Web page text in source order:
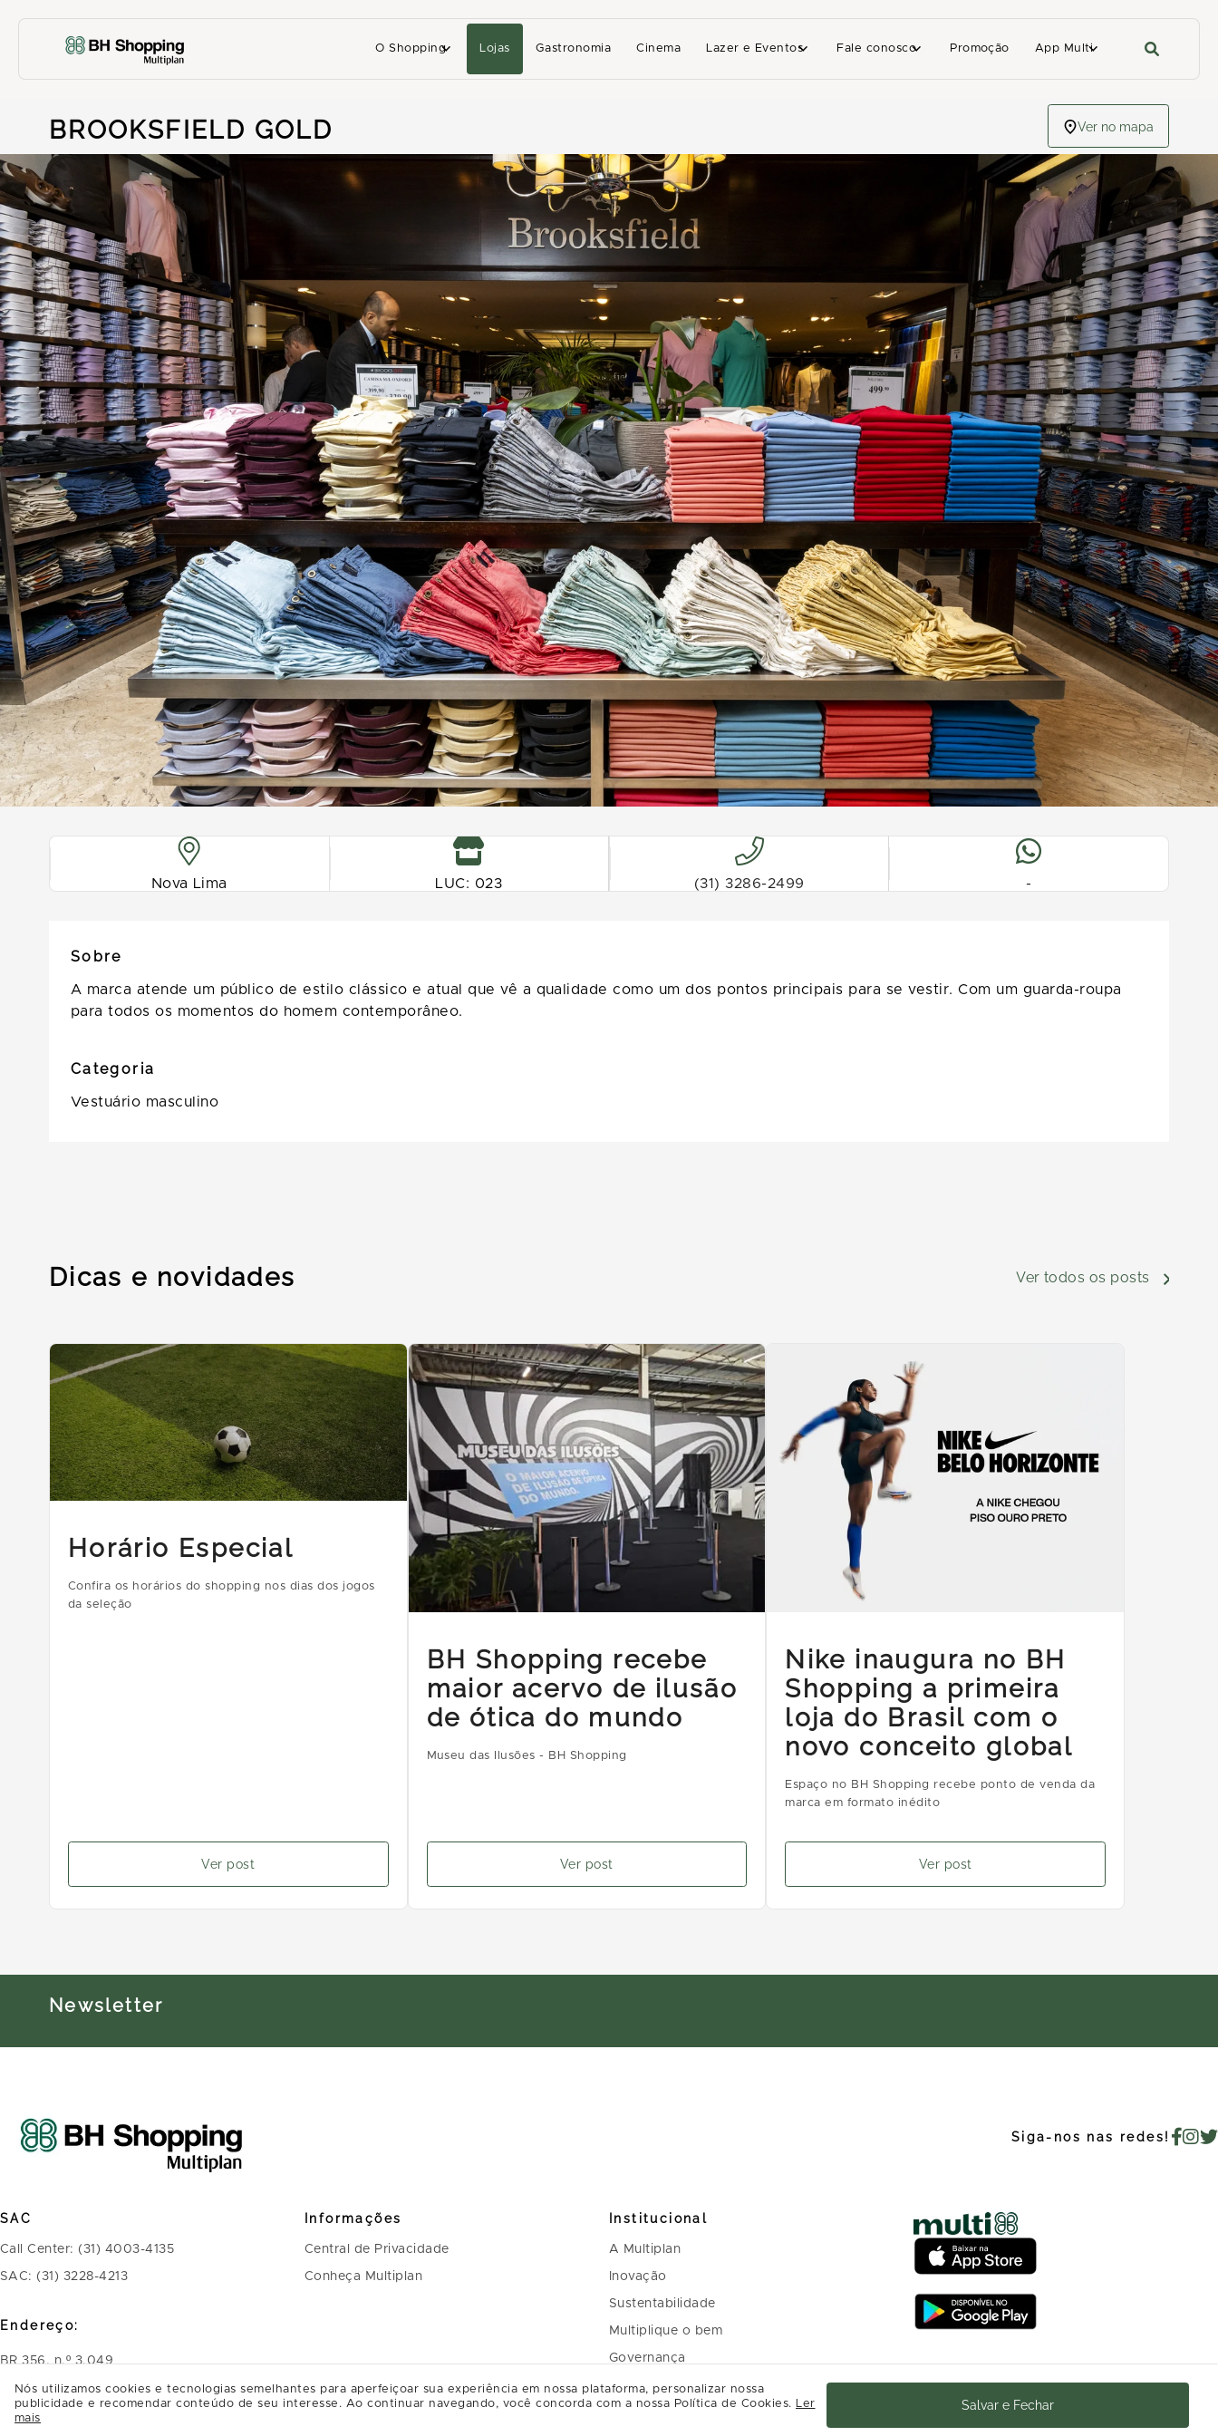
O Shopping Lojas Gastronomia Cinema Lazer e Eventos Fale conosco Promoção App Multi
BROOKSFIELD GOLD Ver no mapa
Nova Lima LUC: 023 (31) 3286-2499 -
Sobre
A marca atende um público de estilo clássico e atual que vê a qualidade como um dos pontos principais para se vestir. Com um guarda-roupa
para todos os momentos do homem contemporâneo.
Categoria
Vestuário masculino
Dicas e novidades Ver todos os posts
Horário Especial
Confira os horários do shopping nos dias dos jogos
da seleção
Ver post
BH Shopping recebe
maior acervo de ilusão
de ótica do mundo
Museu das Ilusões - BH Shopping
Ver post
Nike inaugura no BH
Shopping a primeira
loja do Brasil com o
novo conceito global
Espaço no BH Shopping recebe ponto de venda da
marca em formato inédito
Ver post
Newsletter
Siga-nos nas redes!
SAC
Call Center: (31) 4003-4135
SAC: (31) 3228-4213
Endereço:
BR 356, n.º 3.049
Bairro Belvedere - CEP: 30320-900 - Belo
Horizonte - MG
Informações
Central de Privacidade
Conheça Multiplan
Institucional
A Multiplan
Inovação
Sustentabilidade
Multiplique o bem
Governança
Relação com investidores
Regulamento Programa de Relacionamento Trabalhe Conosco
Nós utilizamos cookies e tecnologias semelhantes para aperfeiçoar sua experiência em nossa plataforma, personalizar nossa
publicidade e recomendar conteúdo de seu interesse. Ao continuar navegando, você concorda com a nossa Política de Cookies. Ler
mais
Salvar e Fechar